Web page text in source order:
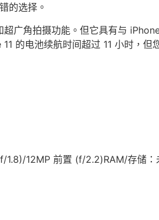
的选择。
广角拍摄功能。但它具有与
的电池续航时间超过 11 小时，但
12MP 前置 (f/2.2)RAM/存储：